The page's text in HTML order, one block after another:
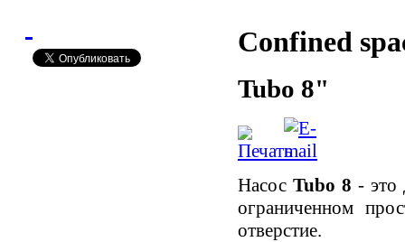
Confined
Tubo 8"
НасосTubo 8 - это
ограниченном
отверстие.